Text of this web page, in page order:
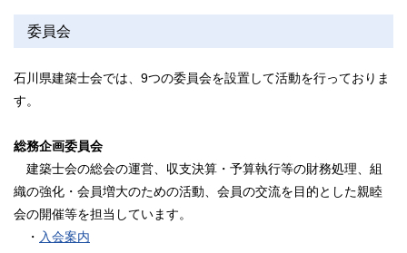
委員会
石川県建築士会では、9つの委員会を設置して活動を行っておりま
す。
総務企画委員会
建築士会の総会の運営、収支決算・予算執行等の財務処理、組
織の強化・会員増大のための活動、会員の交流を目的とした親睦
会の開催等を担当しています。
・ 入会案内